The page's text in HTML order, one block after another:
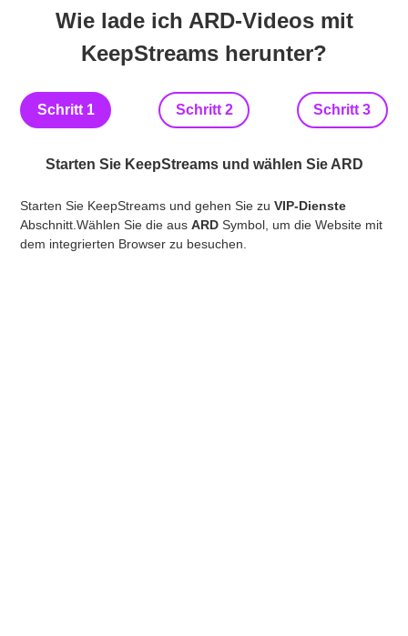
Wie lade ich ARD-Videos mit
KeepStreams herunter?
Schritt 1 Schritt 2 Schritt 3
Starten Sie KeepStreams und wählen Sie ARD
Starten Sie KeepStreams und gehen Sie zuVIP-Dienste
Abschnitt.Wählen Sie die ausARDSymbol, um die Website mit
dem integrierten Browser zu besuchen.